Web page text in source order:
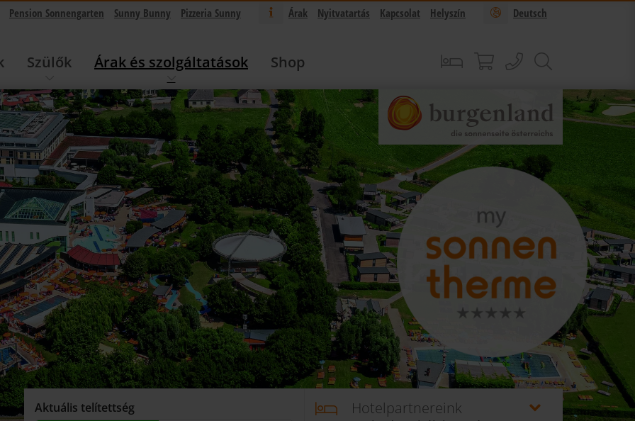
Pension Sonnengarten Sunny Bunny Pizzeria Sunny Deutsch
Árak Nyitvatartás Kapcsolat Helyszín
Szülők Árak és szolgáltatások Shop foglalásSonnentherme shop
hívás
Aktuális telítettség Hotelpartnereink